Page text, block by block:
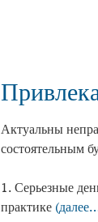
Актуальны
состоятельным
1. Серьезные
практике